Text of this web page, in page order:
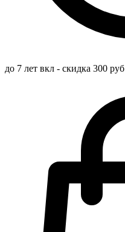
до 7 лет вкл - скидка 300 руб